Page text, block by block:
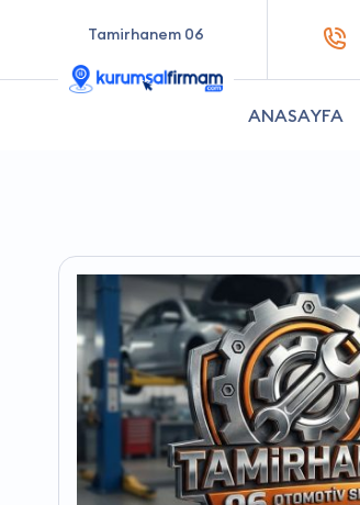
Tamirhanem 06
ANASAYFA